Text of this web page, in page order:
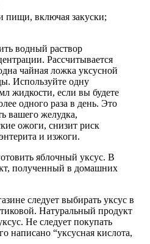
пищи, включая закуски;
водный раствор
Рассчитывается
чайная ложка уксусной
Используйте одну
жидкости, если вы будете
одного раза в день. Это
вашего желудка,
ожоги, снизит риск
и изжоги.
яблочный уксус. В
полученный в домашних
следует выбирать уксус в
Натуральный продукт
Не следует покупать
написано “уксусная кислота,